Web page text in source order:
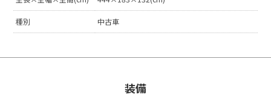
種別 中古車
装備